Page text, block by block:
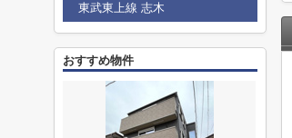
東武東上線 志木
おすすめ物件